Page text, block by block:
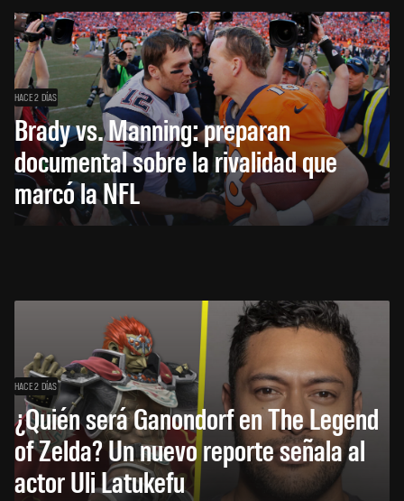
HACE 2 DÍAS
Brady vs. Manning: preparan
documental sobre la rivalidad que
marcó la NFL
HACE 2 DÍAS
¿Quién será Ganondorf en The Legend
of Zelda? Un nuevo reporte señala al
actor Uli Latukefu